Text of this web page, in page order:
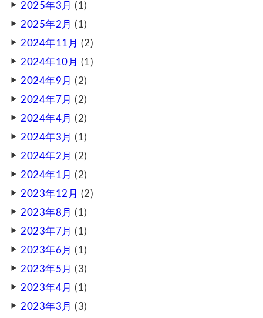
2025年3月 (1)
2025年2月 (1)
2024年11月 (2)
2024年10月 (1)
2024年9月 (2)
2024年7月 (2)
2024年4月 (2)
2024年3月 (1)
2024年2月 (2)
2024年1月 (2)
2023年12月 (2)
2023年8月 (1)
2023年7月 (1)
2023年6月 (1)
2023年5月 (3)
2023年4月 (1)
2023年3月 (3)